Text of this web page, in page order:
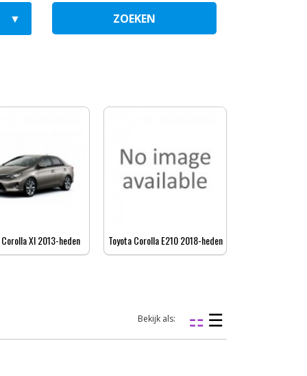
ZOEKEN
XI 2013-heden Toyota Corolla E210 2018-heden
Bekijk als: